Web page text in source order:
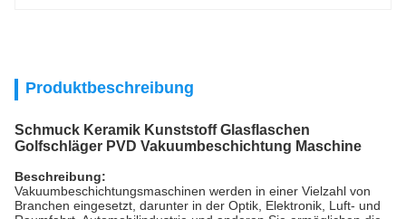
Produktbeschreibung
Schmuck Keramik Kunststoff Glasflaschen
Golfschläger PVD Vakuumbeschichtung Maschine
Beschreibung:
Vakuumbeschichtungsmaschinen werden in einer Vielzahl von
Branchen eingesetzt, darunter in der Optik, Elektronik, Luft- und